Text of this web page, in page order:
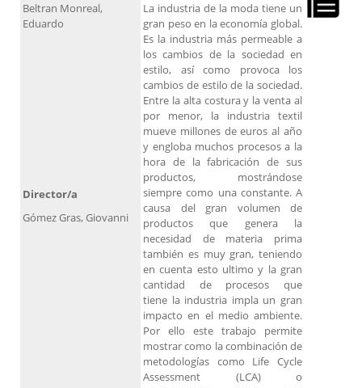
Beltran Monreal,
Eduardo
La industria de la moda tiene un
gran peso en la economía global.
Es la industria más permeable a
los cambios de la sociedad en
estilo, así como provoca los
cambios de estilo de la sociedad.
Entre la alta costura y la venta al
por menor, la industria textil
mueve millones de euros al año
y engloba muchos procesos a la
hora de la fabricación de sus
productos, mostrándose
siempre como una constante. A
causa del gran volumen de
productos que genera la
necesidad de materia prima
también es muy gran, teniendo
en cuenta esto ultimo y la gran
cantidad de procesos que
tiene la industria impla un gran
impacto en el medio ambiente.
Por ello este trabajo permite
mostrar como la combinación de
metodologías como Life Cycle
Assessment (LCA) o
Director/a
Gómez Gras, Giovanni